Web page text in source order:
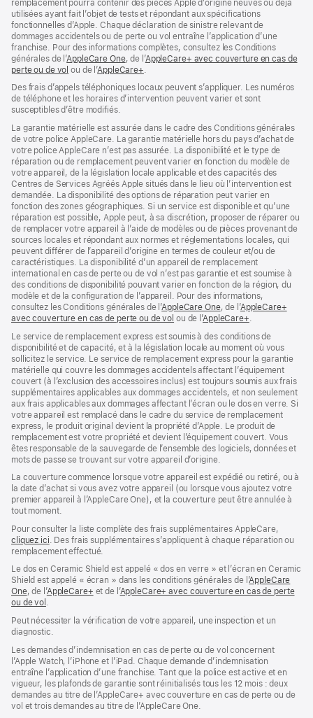
remplacement pourra contenir des pièces Apple d’origine neuves ou déjà
utilisées ayant fait l’objet de tests et répondant aux spécifications
fonctionnelles d’Apple. Chaque déclaration de sinistre relevant de
dommages accidentels ou de perte ou vol entraîne l’application d’une
franchise. Pour des informations complètes, consultez les Conditions
générales de l’AppleCare One(s’ouvre
dans
nouvelle
fenêtre)
, de l’AppleCare+ avec couverture en cas de
perte ou de vol (s’ouvre
une
nouvelle
fenêtre)
ou de l’AppleCare+
une
nouvelle
Des frais d’appels téléphoniques locaux peuvent s’appliquer. Les numéros
de téléphone et les horaires d’intervention peuvent varier et sont
susceptibles d’être modifiés.
La garantie matérielle est assurée dans le cadre des Conditions générales
de votre police AppleCare. La garantie matérielle hors du pays d’achat de
votre police AppleCare n’est pas assurée. La disponibilité et le type de
réparation ou de remplacement peuvent varier en fonction du modèle de
votre appareil, de la législation locale applicable et des capacités des
Centres de Services Agréés Apple situés dans le lieu où l’intervention est
demandée. La disponibilité des options de réparation peut varier en
fonction des zones géographiques. Si un service est disponible et qu’une
réparation est possible, Apple peut, à sa discrétion, proposer de réparer ou
de remplacer votre appareil à l’aide de modèles ou de pièces provenant de
sources locales et répondant aux normes et réglementations locales, qui
peuvent différer de l’appareil d’origine en termes de couleur et/ou de
caractéristiques. La disponibilité d’un appareil de remplacement
international en cas de perte ou de vol n’est pas garantie et est soumise à
des conditions de disponibilité pouvant varier en fonction de la région, du
modèle et de la configuration de l’appareil. Pour des informations,
consultez les Conditions générales de l’AppleCare One(s’ouvre
dans
nouvelle
fenêtre)
, de l’AppleCare+
avec couverture en cas de perte ou de vol (s’ouvre
une
nouvelle
fenêtre)
ou de l’AppleCare+(s’ouvre
une
nouvelle
fenêtre)
.
Le service de remplacement express est soumis à des conditions de
disponibilité et de capacité, et à la législation locale au moment où vous
sollicitez le service. Le service de remplacement express pour la garantie
matérielle qui couvre les dommages accidentels affectant l’équipement
couvert (à l’exclusion des accessoires inclus) est toujours soumis aux frais
supplémentaires applicables aux dommages accidentels, et non seulement
aux frais applicables aux dommages affectant l’écran ou le dos en verre. Si
votre appareil est remplacé dans le cadre du service de remplacement
express, le produit original devient la propriété d’Apple. Le produit de
remplacement est votre propriété et devient l’équipement couvert. Vous
êtes responsable de la sauvegarde de l’ensemble des logiciels, données et
mots de passe se trouvant sur votre appareil d’origine.
La couverture commence lorsque votre appareil est expédié ou retiré, ou à
la date d’achat si vous avez votre appareil (ou lorsque vous ajoutez votre
premier appareil à l’AppleCare One), et la couverture peut être annulée à
tout moment.
Pour consulter la liste complète des frais supplémentaires AppleCare,
cliquez ici (s’ouvre
dans
nouvelle
fenêtre)
. Des frais supplémentaires s’appliquent à chaque réparation ou
remplacement effectué.
Le dos en Ceramic Shield est appelé « dos en verre » et l’écran en Ceramic
Shield est appelé « écran » dans les conditions générales de l’AppleCare
One(s’ouvre
dans
nouvelle
fenêtre)
, de l’AppleCare+ (s’ouvre
nouvelle
et de l’AppleCare+ avec couverture en cas de perte
ou de vol (s’ouvre
une
nouvelle
fenêtre)
.
Peut nécessiter la vérification de votre appareil, une inspection et un
diagnostic.
Les demandes d’indemnisation en cas de perte ou de vol concernent
l’Apple Watch, l’iPhone et l’iPad. Chaque demande d’indemnisation
entraîne l’application d’une franchise. Tant que la police est active et en
vigueur, les plafonds de garantie sont réinitialisés tous les 12 mois : deux
demandes au titre de l’AppleCare+ avec couverture en cas de perte ou de
vol et trois demandes au titre de l’AppleCare One.